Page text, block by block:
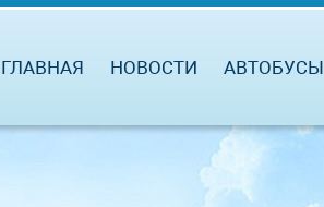
ГЛАВНАЯ НОВОСТИ АВТОБУСЫ